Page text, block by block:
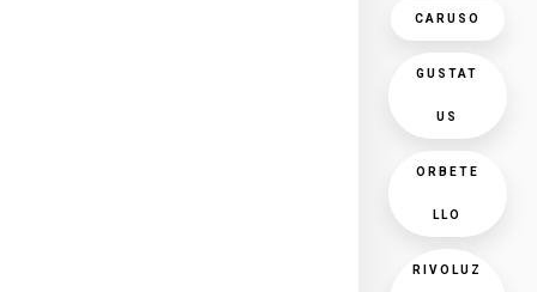
CARUSO
GUSTAT
US
ORBETE
LLO
RIVOLUZ